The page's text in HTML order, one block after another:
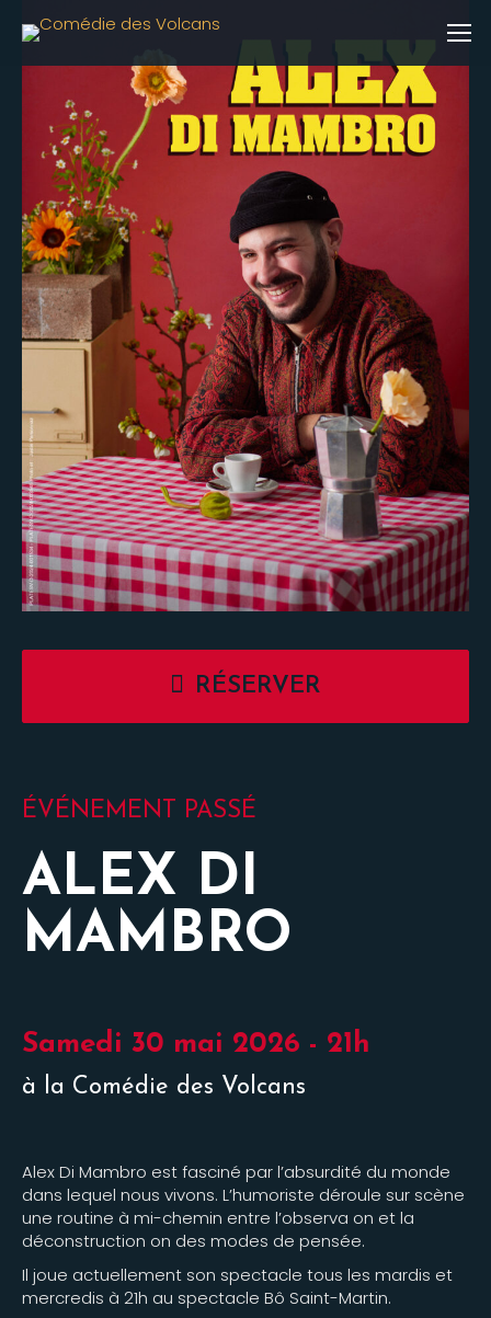
RÉSERVER
ÉVÉNEMENT PASSÉ
ALEX DI
MAMBRO
Samedi 30 mai 2026 - 21h
à la Comédie des Volcans
Alex Di Mambro est fasciné par l’absurdité du monde
dans lequel nous vivons. L’humoriste déroule sur scène
une routine à mi-chemin entre l’observa on et la
déconstruction on des modes de pensée.
Il joue actuellement son spectacle tous les mardis et
mercredis à 21h au spectacle Bô Saint-Martin.